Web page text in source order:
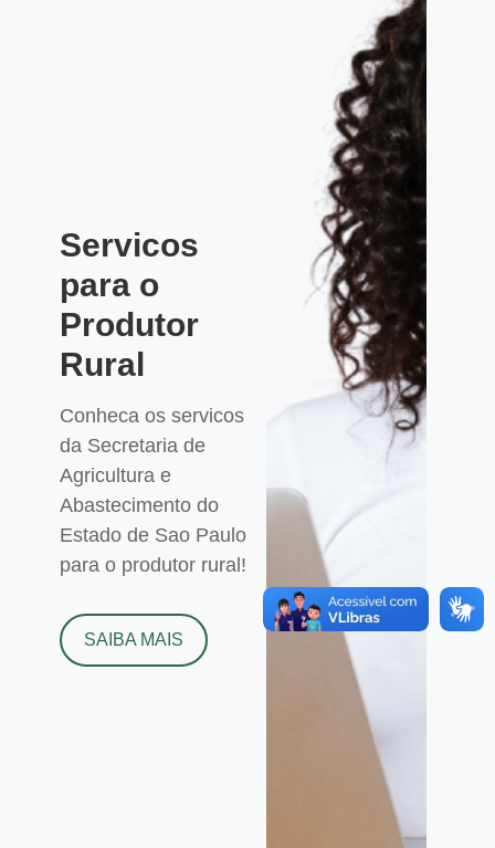
Servicos
para o
Produtor
Rural
Conheca os servicos
da Secretaria de
Agricultura e
Abastecimento do
Estado de Sao Paulo
para o produtor rural!
SAIBA MAIS